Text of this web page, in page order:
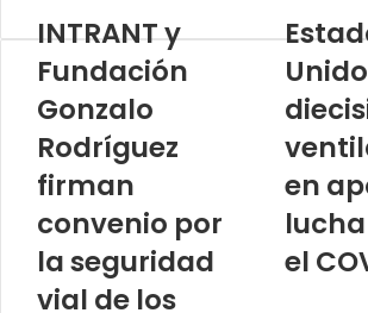
INTRANT y
Fundación
Gonzalo
Rodríguez
firman
convenio por
la seguridad
vial de los
en
el